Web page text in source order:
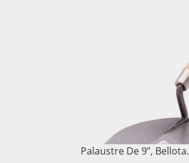
Palaustre De 9”, Bellota.